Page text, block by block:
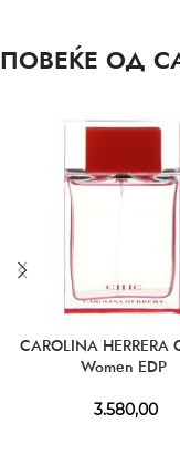
ПОВЕЌЕ ОД
CAROLINA HERRERA
Women EDP
3.580,00